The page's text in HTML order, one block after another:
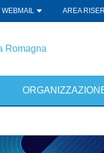
WEBMAIL AREA